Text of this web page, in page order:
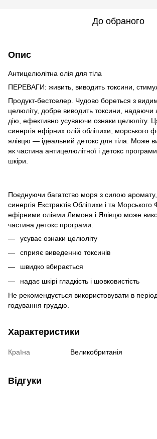
До обраного
Опис
Антицелюлітна олія для тіла
ПЕРЕВАГИ: живить, виводить токсини,
Продукт-бестселер. Чудово бореться з
целюліту, добре виводить токсини,
дію, ефективно усуваючи ознаки целюліту.
синергія ефірних олій обліпихи, морського
ялівцю — ідеальний детокс для тіла. Може
як частина антицелюлітної і детокс
шкіри.
Поєднуючи багатство моря з силою
синергія Екстрактів Обліпихи і та
ефірними оліями Лимона і Ялівцю може
частина детокс програми.
усуває ознаки целюліту
сприяє виведенню токсинів
швидко вбирається
надає шкірі гладкість і шовковистість
Не рекомендується використовувати в період
годування груддю.
Характеристики
Країна Великобританія
Відгуки